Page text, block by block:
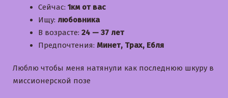
Сейчас: 1км от вас
Ищу: любовника
В возрасте: 24 — 37 лет
Предпочтения: Минет, Трах, Ебля
Люблю чтобы меня натянули как последнюю шкуру в
миссионерской позе